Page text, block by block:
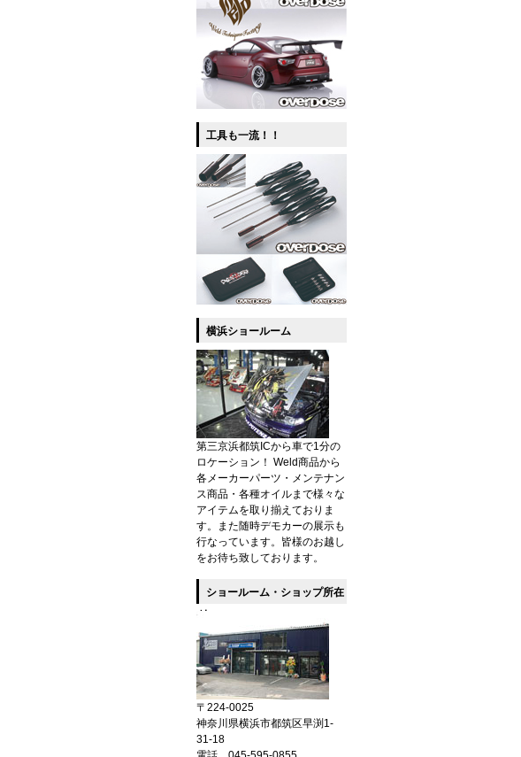
工具も一流！！
横浜ショールーム
第三京浜都筑ICから車で1分の
ロケーション！ Weld商品から
各メーカーパーツ・メンテナン
ス商品・各種オイルまで様々な
アイテムを取り揃えておりま
す。また随時デモカーの展示も
行なっています。皆様のお越し
をお待ち致しております。
ショールーム・ショップ所在
〒224-0025
神奈川県横浜市都筑区早渕1-
31-18